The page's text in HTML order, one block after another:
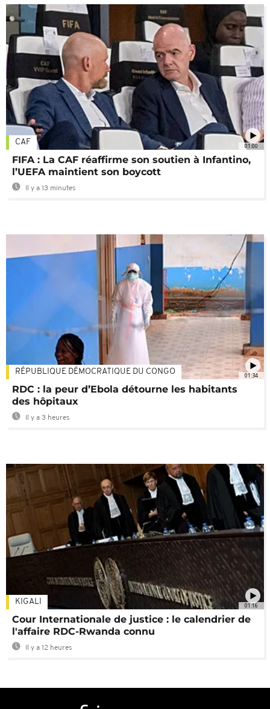
01:00
CAF
FIFA : La CAF réaffirme son soutien à Infantino,
l’UEFA maintient son boycott
Il y a 13 minutes
01:34
RÉPUBLIQUE DÉMOCRATIQUE DU CONGO
RDC : la peur d’Ebola détourne les habitants
des hôpitaux
Il y a 3 heures
01:16
KIGALI
Cour Internationale de justice : le calendrier de
l'affaire RDC-Rwanda connu
Il y a 12 heures